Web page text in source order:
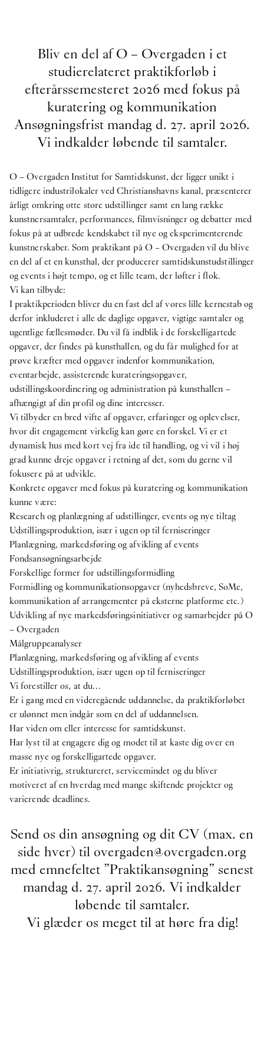
2026
18 Jun 2026
Publikation: coyote -Upstairs
Publikation
18 Jun 2026
(paintings, collages, drawings, and monuments)
NOW
Jun
HAY x O – Overgaden ~ 3daysofdesign
Internship
9 Apr 2026
O – Overgaden søger en praktikant til
efterårssemesteret 2026
Stillingsopslag
17 Feb 2026
O – OVERGADEN SØGER KUNSTFAGLIG
ADMINISTRATOR
2025
Internship
8 Oct 2025
O – Overgaden søger en praktikant til
forårssemesteret 2026
publikation
29 Apr 2025
Publikation: Cecilie Norgaard -
Invested
publikation
29
2025
Publikation: Victor Bengtsson -
not figs
7 Apr 2025
O – Overgaden søger en praktikant til
efterårssemesteret 2025
2024
Internship
2024
O – Overgaden søger to praktikanter til
forårssemestret 2025
Se mere
Bliv en del af O – Overgaden i et
studierelateret praktikforløb i
efterårssemesteret 2026 med fokus på
kuratering og kommunikation
Ansøgningsfrist mandag d. 27. april 2026.
Vi indkalder løbende til samtaler.
O – Overgaden Institut for Samtidskunst, der ligger unikt i
tidligere industrilokaler ved Christianshavns kanal, præsenterer
årligt omkring otte store udstillinger samt en lang række
kunstnersamtaler, performances, filmvisninger og debatter med
fokus på at udbrede kendskabet til nye og eksperimenterende
kunstnerskaber. Som praktikant på O – Overgaden vil du blive
en del af et en kunsthal, der producerer samtidskunstudstillinger
og events i højt tempo, og et lille team, der løfter i flok.
Vi kan tilbyde:
I praktikperioden bliver du en fast del af vores lille kernestab og
derfor inkluderet i alle de daglige opgaver, vigtige samtaler og
ugentlige fællesmøder. Du vil få indblik i de forskelligartede
opgaver, der findes på kunsthallen, og du får mulighed for at
prøve kræfter med opgaver indenfor kommunikation,
eventarbejde, assisterende kurateringsopgaver,
udstillingskoordinering og administration på kunsthallen –
afhængigt af din profil og dine interesser.
Vi tilbyder en bred vifte af opgaver, erfaringer og oplevelser,
hvor dit engagement virkelig kan gøre en forskel. Vi er et
dynamisk hus med kort vej fra ide til handling, og vi vil i høj
grad kunne dreje opgaver i retning af det, som du gerne vil
fokusere på at udvikle.
Konkrete opgaver med fokus på kuratering og kommunikation
kunne være:
Research og planlægning af udstillinger, events og nye tiltag
Udstillingsproduktion, især i ugen op til ferniseringer
Planlægning, markedsføring og afvikling af events
Fondsansøgningsarbejde
Forskellige former for udstillingsformidling
Formidling og kommunikationsopgaver (nyhedsbreve, SoMe,
kommunikation af arrangementer på eksterne platforme etc.)
Udvikling af nye markedsføringsinitiativer og samarbejder på O
– Overgaden
Målgruppeanalyser
Planlægning, markedsføring og afvikling af events
Udstillingsproduktion, især ugen op til ferniseringer
Vi forestiller os, at du…
Er i gang med en videregående uddannelse, da praktikforløbet
er ulønnet men indgår som en del af uddannelsen.
Har viden om eller interesse for samtidskunst.
Har lyst til at engagere dig og modet til at kaste dig over en
masse nye og forskelligartede opgaver.
Er initiativrig, struktureret, servicemindet og du bliver
motiveret af en hverdag med mange skiftende projekter og
varierende deadlines.
Send os din ansøgning og dit CV (max. en
side hver) til overgaden@overgaden.org
med emnefeltet ”Praktikansøgning” senest
mandag d. 27. april 2026. Vi indkalder
løbende til samtaler.
Vi glæder os meget til at høre fra dig!
IN PROTEST
First name Last name
Email